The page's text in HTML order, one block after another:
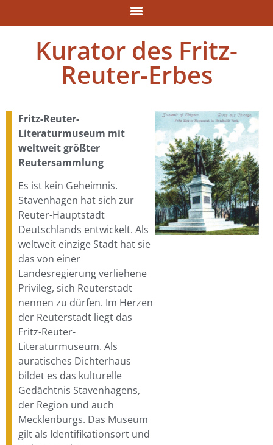
Kurator des Fritz-
Reuter-Erbes
Fritz-Reuter-
Literaturmuseum mit
weltweit größter
Reutersammlung
Es ist kein Geheimnis.
Stavenhagen hat sich zur
Reuter-Hauptstadt
Deutschlands entwickelt. Als
weltweit einzige Stadt hat sie
das von einer
Landesregierung verliehene
Privileg, sich Reuterstadt
nennen zu dürfen. Im Herzen
der Reuterstadt liegt das
Fritz-Reuter-
Literaturmuseum. Als
auratisches Dichterhaus
bildet es das kulturelle
Gedächtnis Stavenhagens,
der Region und auch
Mecklenburgs. Das Museum
gilt als Identifikationsort und